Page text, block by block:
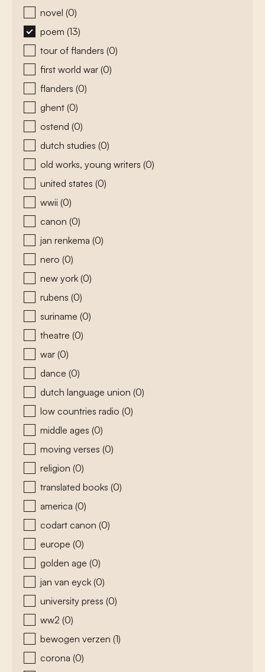
novel (0)
poem (13)
tour of flanders (0)
first world war (0)
flanders (0)
ghent (0)
ostend (0)
dutch studies (0)
old works, young writers (0)
united states (0)
wwii (0)
canon (0)
jan renkema (0)
nero (0)
new york (0)
rubens (0)
suriname (0)
theatre (0)
war (0)
dance (0)
dutch language union (0)
low countries radio (0)
middle ages (0)
moving verses (0)
religion (0)
translated books (0)
america (0)
codart canon (0)
europe (0)
golden age (0)
jan van eyck (0)
university press (0)
ww2 (0)
bewogen verzen (1)
corona (0)